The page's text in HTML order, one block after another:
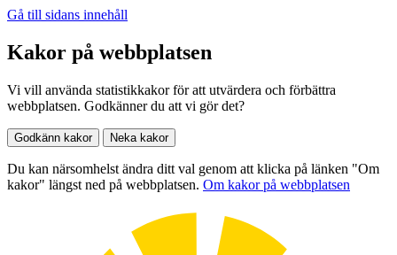
Gå till sidans innehåll
Kakor på webbplatsen
Vi vill använda statistikkakor för att utvärdera och förbättra
webbplatsen. Godkänner du att vi gör det?
Godkänn kakor Neka kakor
Du kan närsomhelst ändra ditt val genom att klicka på länken "Om
kakor" längst ned på webbplatsen. Om kakor på webbplatsen